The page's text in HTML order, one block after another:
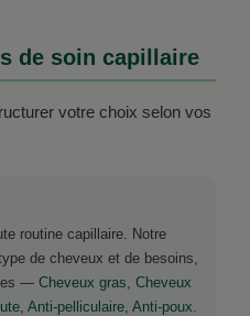
de soin capillaire
votre choix selon vos
routine capillaire. Notre
de cheveux et de besoins,
— Cheveux gras Cheveux
Anti-pelliculaire Anti-poux